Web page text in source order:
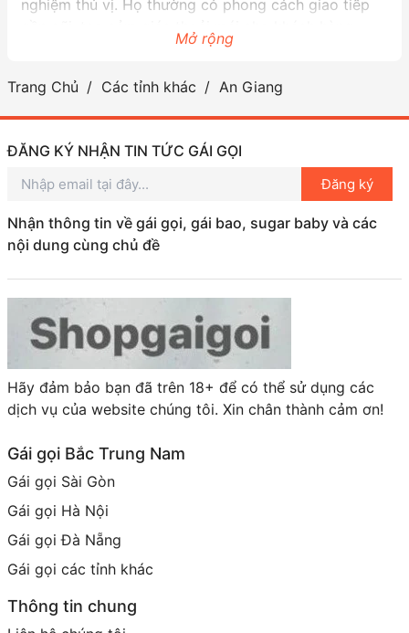
nghiệm thú vị. Họ thường có phong cách giao tiếp
Ngoài việc vừa trò chuyện vừa thưởng thức những
những địa điểm du lịch nổi tiếng như chùa Bà Chúa
Xứ hay khu di tích lịch sử.
Nếu bạn có dịp ghé thăm An Giang, đừng quên trải
nghiệm cuộc sống về đêm cùng gái gọi nơi đây.
Chắc chắn bạn sẽ có những kỷ niệm khó quên và
cảm nhận được tinh thần hiếu khách của người dân
miền Tây. Gái gọi An Giang, một phần không thể
đây!
Mở rộng
Trang Chủ Các tỉnh khác An Giang
ĐĂNG KÝ NHẬN TIN TỨC GÁI GỌI
Đăng ký
Nhận thông tin về gái gọi, gái bao, sugar baby và các
nội dung cùng chủ đề
Hãy đảm bảo bạn đã trên 18+ để có thể sử dụng các
dịch vụ của website chúng tôi. Xin chân thành cảm ơn!
Gái gọi Bắc Trung Nam
Gái gọi Sài Gòn
Gái gọi Hà Nội
Gái gọi Đà Nẵng
Gái gọi các tỉnh khác
Thông tin chung